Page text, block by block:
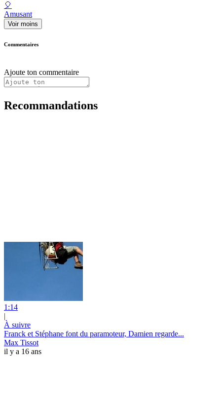
🎈
Amusant
Voir moins
Commentaires
Ajoute ton commentaire
Recommandations
1:14
|
À suivre
Franck et Stéphane font du paramoteur, Damien regarde...
Max Tissot
il y a 16 ans